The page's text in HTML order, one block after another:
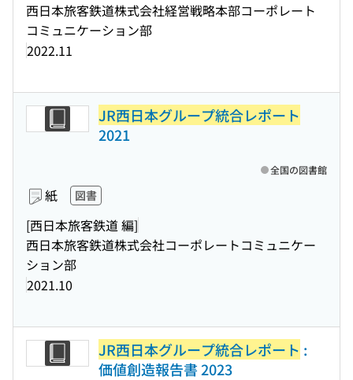
西日本旅客鉄道株式会社経営戦略本部コーポレート
コミュニケーション部
2022.11
JR西日本グループ統合レポート
2021
紙 図書
[西日本旅客鉄道 編]
西日本旅客鉄道株式会社コーポレートコミュニケー
ション部
2021.10
全国の図書館
JR西日本グループ統合レポート :
価値創造報告書 2023